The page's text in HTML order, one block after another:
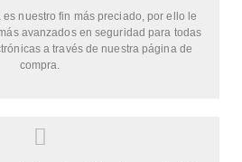
nuestro fin más preciado, por ello le
avanzados en seguridad para todas
a través de nuestra página de
compra.